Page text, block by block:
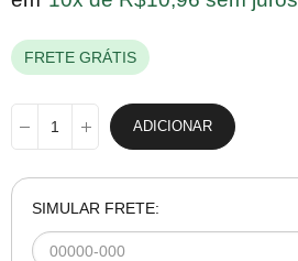
FRETE GRÁTIS
ADICIONAR
SIMULAR FRETE: